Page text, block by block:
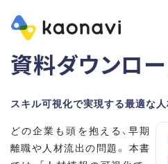
資料ダウンロ
スキル可視化で実現する最適な
どの企業も頭を抱える、早期
離職や人材流出の問題。 本書